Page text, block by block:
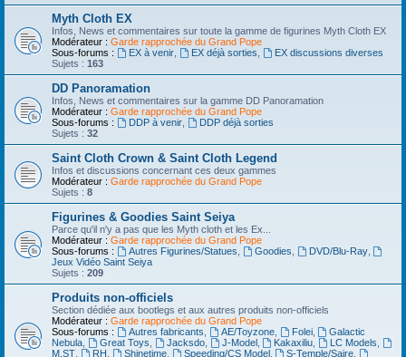
Myth Cloth EX
Infos, News et commentaires sur toute la gamme de figurines Myth Cloth EX
Modérateur : Garde rapprochée du Grand Pope
Sous-forums :
EX à venir, EX déjà sorties
EX discussions diverses
Sujets : 163
DD Panoramation
Infos, News et commentaires sur la gamme DD Panoramation
Modérateur : Garde rapprochée du Grand Pope
Sous-forums :
DDP à venir,
DDP déjà sorties
Sujets : 32
Saint Cloth Crown & Saint Cloth Legend
Infos et discussions concernant ces deux gammes
Modérateur : Garde rapprochée du Grand Pope
Sujets : 8
Figurines & Goodies Saint Seiya
Parce qu'il n'y a pas que les Myth cloth et les Ex...
Modérateur : Garde rapprochée du Grand Pope
Sous-forums :
Autres Figurines/Statues Goodies DVD/Blu-Ray,
Jeux Vidéo Saint Seiya
Sujets : 209
Produits non-officiels
Section dédiée aux bootlegs et aux autres produits non-officiels
Modérateur : Garde rapprochée du Grand Pope
Sous-forums :
Autres fabricants AE/Toyzone, Folei,
Galactic
Nebula
Great Toys Jacksdo, J-Model, Kakaxiliu LC Models
M.ST
RH Shinetime, Speeding/CS Model, S-Temple/Saire